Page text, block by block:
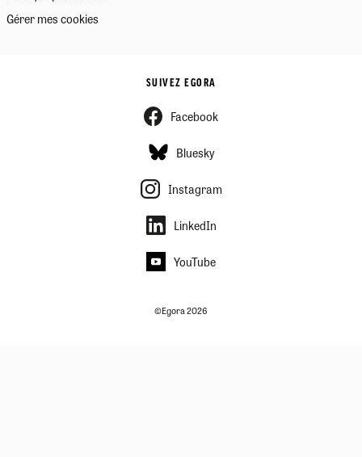
Gérer mes cookies
SUIVEZ EGORA
Facebook
Bluesky
Instagram
LinkedIn
YouTube
©Egora 2026